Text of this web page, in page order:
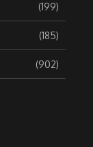
(199)
(185)
(902)